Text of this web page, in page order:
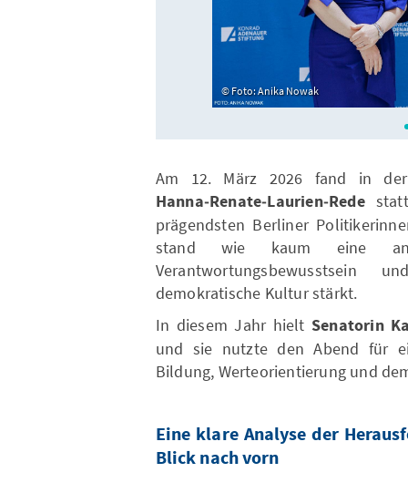
Foto: Anika Nowak
Am 12. März 2026 fand in der
Hanna‑Renate‑Laurien‑Rede
prägendsten Berliner
stand wie kaum eine
demokratische Kultur stärkt.
In diesem Jahr hielt Senatorin
und sie nutzte den Abend für
Bildung, Werteorientierung und
Eine klare Analyse der
Blick nach vorn